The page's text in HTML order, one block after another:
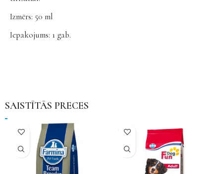
Izmērs: 50 ml
Iepakojums: 1 gab.
SAISTĪTĀS PRECES
NAV